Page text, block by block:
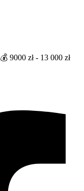
💰 9000 zł - 13 000 zł